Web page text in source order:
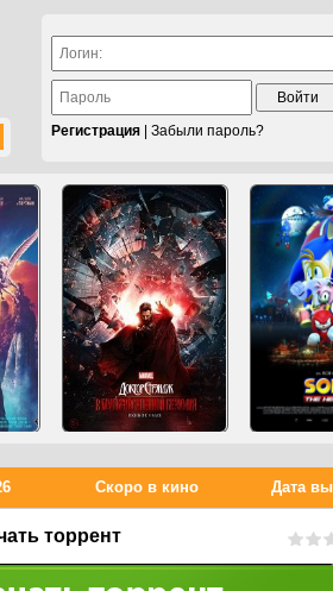
Войти
Регистрация
Забыли пароль?
торрент
Скоро в кино Дата